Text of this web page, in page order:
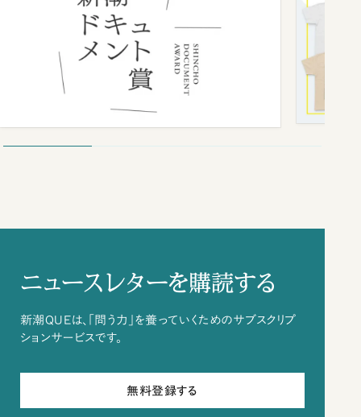
ニュースレターを購読する
新潮QUEは、「問う力」を養っていくためのサブスクリプ
ションサービスです。
無料登録する